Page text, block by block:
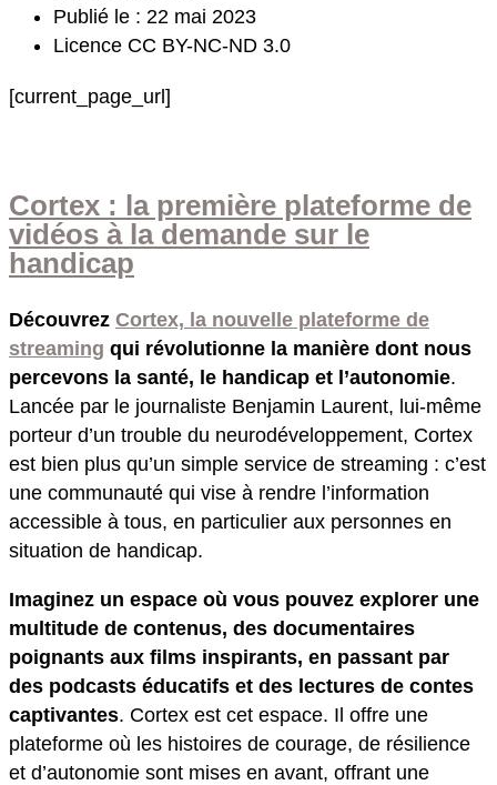
Publié le : 22 mai 2023
Licence CC BY-NC-ND 3.0
[current_page_url]
Cortex : la première plateforme de
vidéos à la demande sur le
handicap
Découvrez Cortex, la nouvelle plateforme de
streaming qui révolutionne la manière dont nous
percevons la santé, le handicap et l’autonomie.
Lancée par le journaliste Benjamin Laurent, lui-même
porteur d’un trouble du neurodéveloppement, Cortex
est bien plus qu’un simple service de streaming : c’est
une communauté qui vise à rendre l’information
accessible à tous, en particulier aux personnes en
situation de handicap.
Imaginez un espace où vous pouvez explorer une
multitude de contenus, des documentaires
poignants aux films inspirants, en passant par
des podcasts éducatifs et des lectures de contes
captivantes. Cortex est cet espace. Il offre une
plateforme où les histoires de courage, de résilience
et d’autonomie sont mises en avant, offrant une